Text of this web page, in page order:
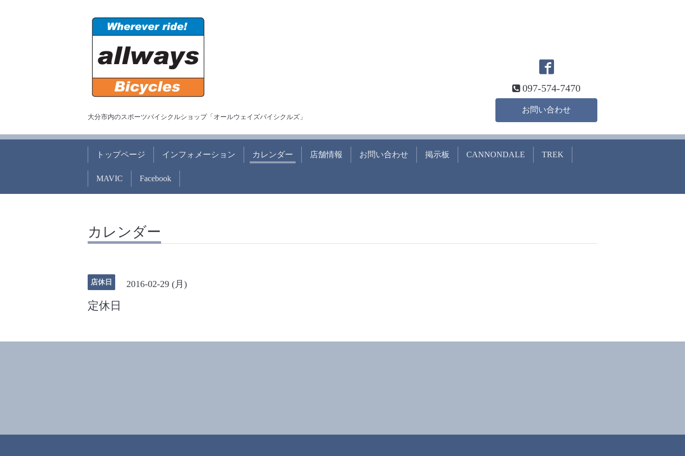
大分市内のスポーツバイシクルショップ「オールウェイズバイシクルズ」
097-574-7470
お問い合わせ
トップページ インフォメーション カレンダー 店舗情報 お問い合わせ 掲示板 CANNONDALE TREK
MAVIC Facebook
カレンダー
店休日 2016-02-29 (月)
定休日